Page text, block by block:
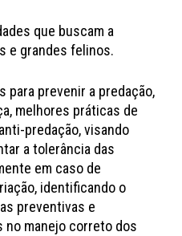
que buscam a
e grandes felinos.
para prevenir a predação,
melhores práticas de
predação, visando
a tolerância das
em caso de
identificando o
preventivas e
manejo correto dos